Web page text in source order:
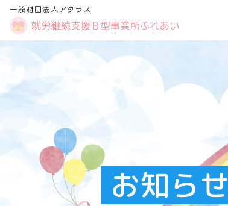
一般財団法人アタラス
お知らせ